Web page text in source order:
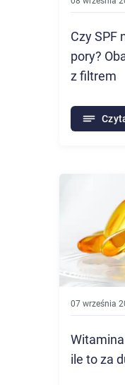
Czy SPF
pory?
z filtrem
07 września
ile to za